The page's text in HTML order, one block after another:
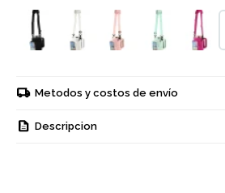
Metodos y costos de envío
Descripcion